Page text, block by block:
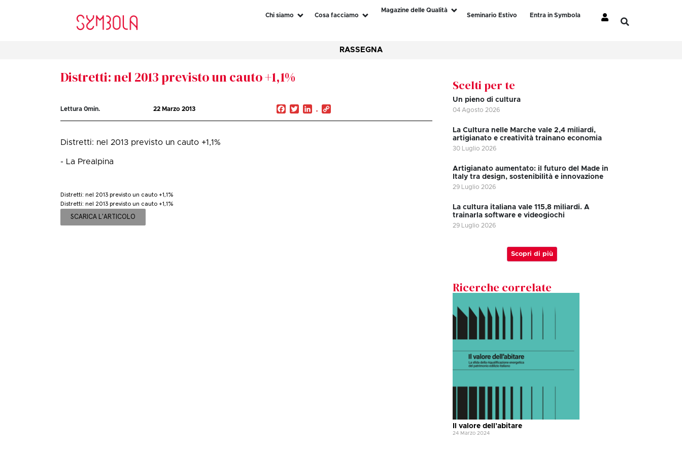
Chi siamo Cosa facciamo
Magazine delle Qualità
Seminario Estivo
Entra in Symbola
RASSEGNA
Distretti: nel 2013 previsto un cauto +1,1%
Lettura0min. 22 Marzo 2013 Facebook
TwitterLinkedIn
Distretti: nel 2013 previsto un cauto +1,1%
- La Prealpina
Distretti: nel 2013 previsto un cauto +1,1%
Distretti: nel 2013 previsto un cauto +1,1%
SCARICA L'ARTICOLO
Scelti per te
Un pieno di cultura
04 Agosto 2026
La Cultura nelle Marche vale 2,4 miliardi,
artigianato e creatività trainano economia
30 Luglio 2026
Artigianato aumentato: il futuro del Made in
Italy tra design, sostenibilità e innovazione
29 Luglio 2026
La cultura italiana vale 115,8 miliardi. A
trainarla software e videogiochi
29 Luglio 2026
Scopri di più
Ricerche correlate
Il valore dell’abitare
24 Marzo 2024